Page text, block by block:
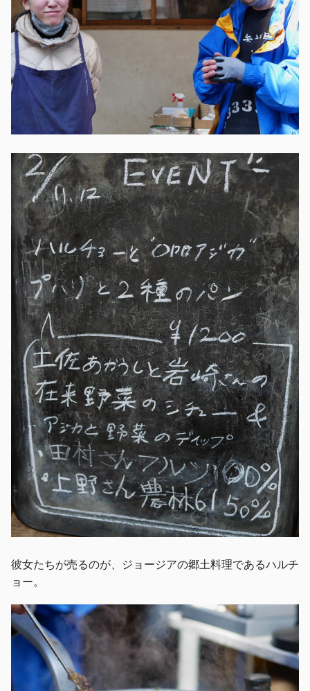
彼女たちが売るのが、ジョージアの郷土料理であるハルチ
ョー。